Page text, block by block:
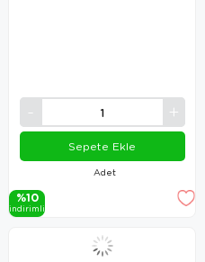
Adet
Sepete Ekle
%10
i̇ndi̇ri̇mli̇